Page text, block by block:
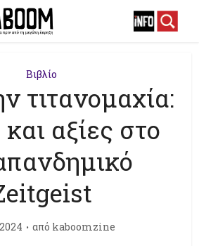
Βιβλίο
τιτανομαχία:
αξίες στο
από kaboomzine